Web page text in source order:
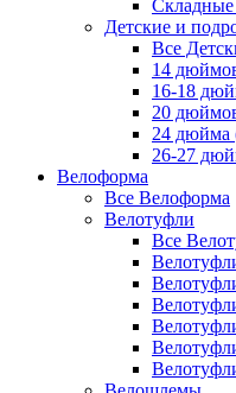
Детские и
Все
14
16-18
20
24 дюйма
26-27
Велоформа
Все Велоформа
Велотуфли
Все